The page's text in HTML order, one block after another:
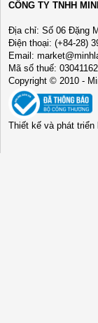
CÔNG TY TNHH
Địa chỉ: Số 06 Đặng
Điện thoại: (+84-28)
Email:
Mã số thuế:
Copyright © 2010 -
Thiết kế và phát triển